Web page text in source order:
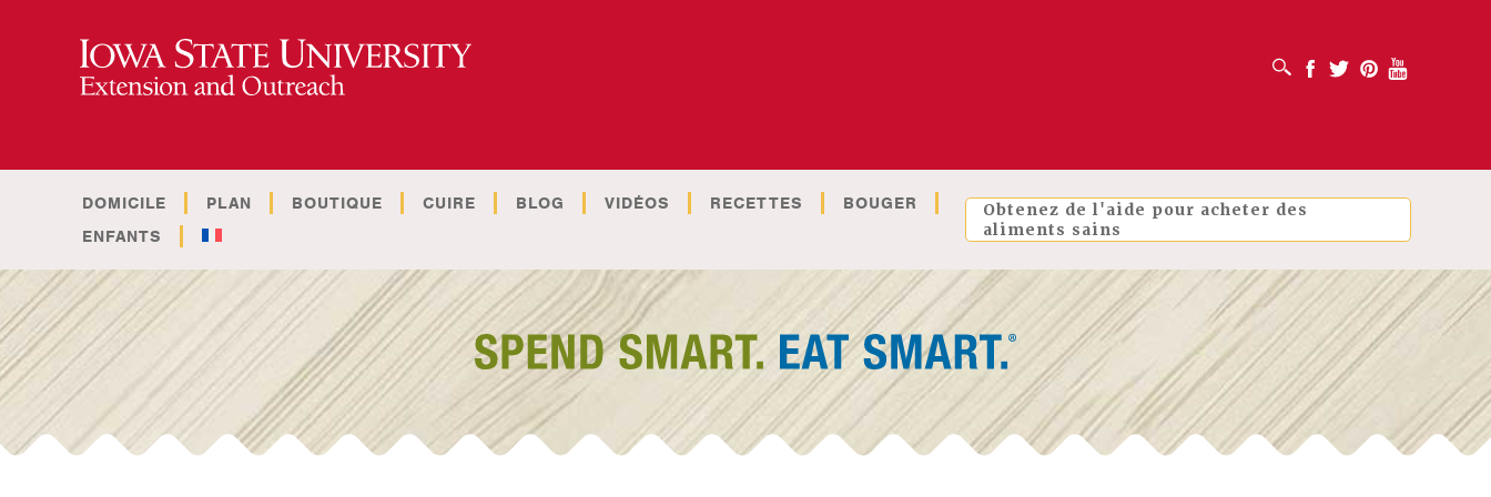
OUVRIR LA BOÎTE DE RECHERCHE
Facebook
Twitter PinterestYoutube
DOMICILE PLAN BOUTIQUE CUIRE BLOG VIDÉOS RECETTES
BOUGER
ENFANTS
Obtenez de l'aide pour acheter des
aliments sains